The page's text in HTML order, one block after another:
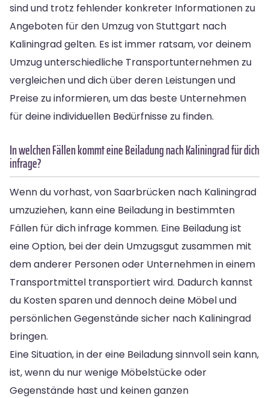
sind und trotz fehlender konkreter Informationen zu
Angeboten für den Umzug von Stuttgart nach
Kaliningrad gelten. Es ist immer ratsam, vor deinem
Umzug unterschiedliche Transportunternehmen zu
vergleichen und dich über deren Leistungen und
Preise zu informieren, um das beste Unternehmen
für deine individuellen Bedürfnisse zu finden.
In welchen Fällen kommt eine Beiladung nach Kaliningrad für dich
infrage?
Wenn du vorhast, von Saarbrücken nach Kaliningrad
umzuziehen, kann eine Beiladung in bestimmten
Fällen für dich infrage kommen. Eine Beiladung ist
eine Option, bei der dein Umzugsgut zusammen mit
dem anderer Personen oder Unternehmen in einem
Transportmittel transportiert wird. Dadurch kannst
du Kosten sparen und dennoch deine Möbel und
persönlichen Gegenstände sicher nach Kaliningrad
bringen.
Eine Situation, in der eine Beiladung sinnvoll sein kann,
ist, wenn du nur wenige Möbelstücke oder
Gegenstände hast und keinen ganzen